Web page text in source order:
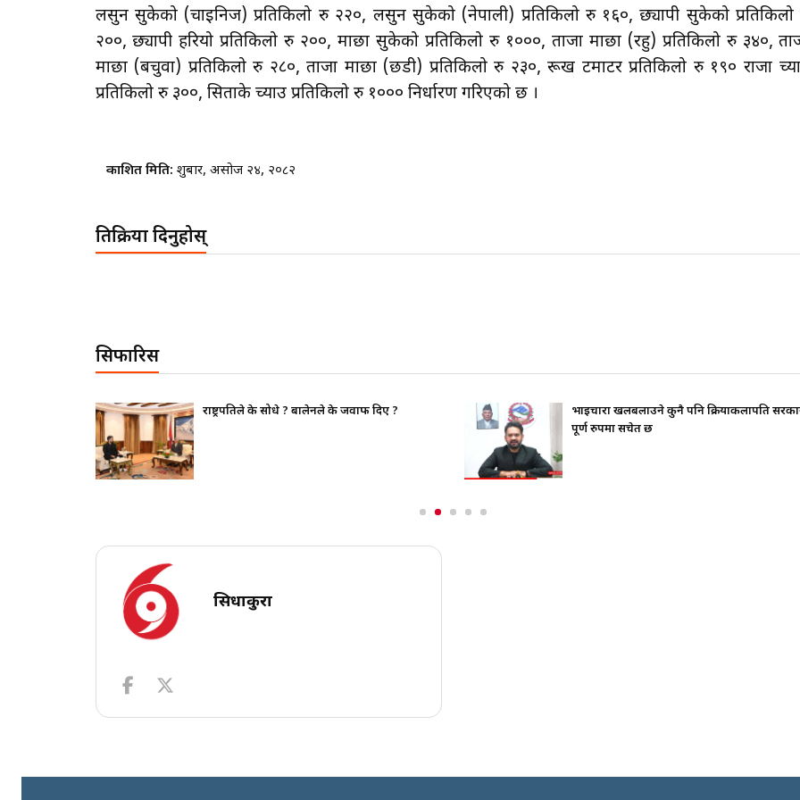
लसुन सुकेको (चाइनिज) प्रतिकिलो रु २२०, लसुन सुकेको (नेपाली) प्रतिकिलो रु १६०, छ्यापी सुकेको
२००, छ्यापी हरियो प्रतिकिलो रु २००, माछा सुकेको प्रतिकिलो रु १०००, ताजा माछा (रहु) प्रतिकिलो रु ३४०,
माछा (बचुवा) प्रतिकिलो रु २८०, ताजा माछा (छडी) प्रतिकिलो रु २३०, रूख टमाटर प्रतिकिलो रु १९० राजा
प्रतिकिलो रु ३००, सिताके च्याउ प्रतिकिलो रु १००० निर्धारण गरिएको छ ।
प्रकाशित मिति: शुक्रबार, असोज २४, २०८२
प्रतिक्रिया दिनुहोस्
सिफारिस
राष्ट्रपतिले के सोधे ? बालेनले के जवाफ दिए ?
भाइचारा खलबलाउने कुनै पनि क्रियाकलापप्रति
पूर्ण रुपमा सचेत छ
सिधाकुरा